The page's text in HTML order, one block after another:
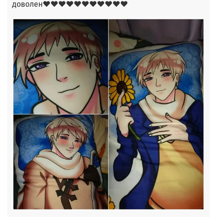
доволен❤❤❤❤❤❤❤❤❤❤❤